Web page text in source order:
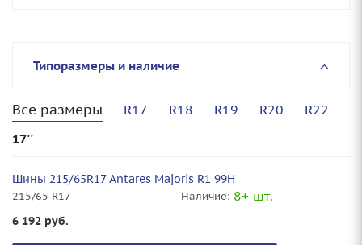
Типоразмеры и наличие
Все размеры R17 R18 R19 R20
R22
17''
Шины 215/65R17 Antares Majoris R1 99H
215/65 R17 Наличие: 8+ шт.
6 192 руб.